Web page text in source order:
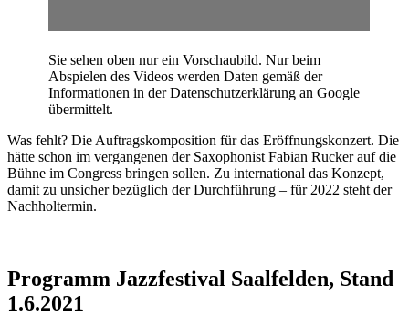
Sie sehen oben nur ein Vorschaubild. Nur beim
Abspielen des Videos werden Daten gemäß der
Informationen in der Datenschutzerklärung an Google
übermittelt.
Was fehlt? Die Auftragskomposition für das Eröffnungskonzert. Die
hätte schon im vergangenen der Saxophonist Fabian Rucker auf die
Bühne im Congress bringen sollen. Zu international das Konzept,
damit zu unsicher bezüglich der Durchführung – für 2022 steht der
Nachholtermin.
Programm Jazzfestival Saalfelden, Stand
1.6.2021